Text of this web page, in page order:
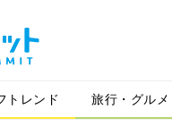
トレンド 旅行・グルメ